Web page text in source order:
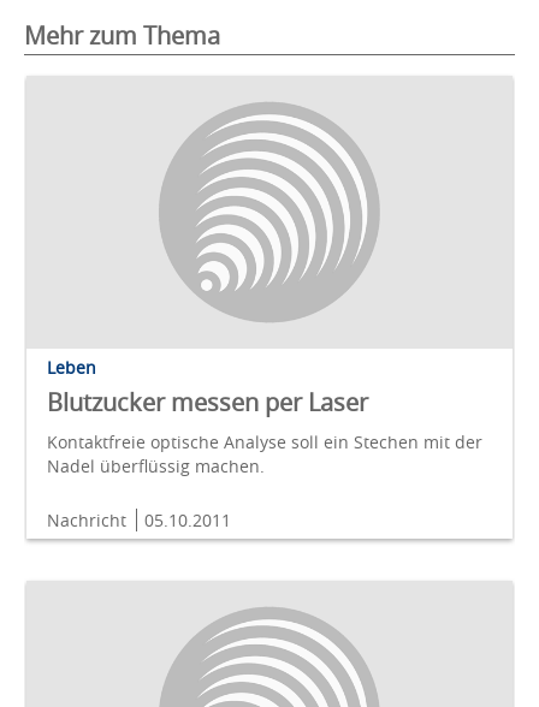
Mehr zum Thema
Leben
Blutzucker messen per Laser
Kontaktfreie optische Analyse soll ein Stechen mit der
Nadel überflüssig machen.
Nachricht 05.10.2011